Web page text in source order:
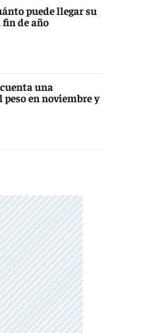
puede llegar su
de año
una
en noviembre y